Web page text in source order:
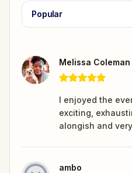
Popular
Melissa Coleman
I enjoyed the
exciting,
alongish and
ambo